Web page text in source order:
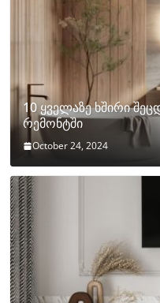
10 ყველაზე ხშირი
რემონტში
October 24, 2024